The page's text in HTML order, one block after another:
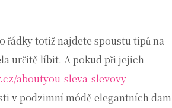
řádky totiž najdete spoustu tipů na
určitě líbit. A pokud při jejich
aboutyou-sleva-slevovy-
v podzimní módě elegantních dam